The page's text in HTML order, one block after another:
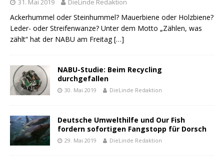
31. Mai 2019 DieLinde Redaktion
Ackerhummel oder Steinhummel? Mauerbiene oder Holzbiene?
Leder- oder Streifenwanze? Unter dem Motto „Zählen, was
zählt“ hat der NABU am Freitag[…]
NABU-Studie: Beim Recycling
durchgefallen
30. Mai 2019 DieLinde Redaktion
Deutsche Umwelthilfe und Our Fish
fordern sofortigen Fangstopp für Dorsch
29. Mai 2019 DieLinde Redaktion